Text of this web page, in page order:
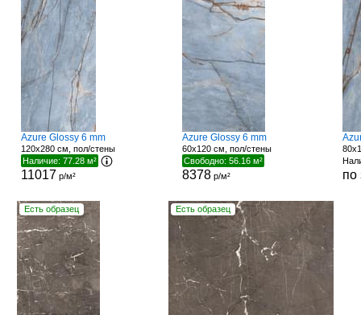
Azure Glossy 6 mm
120x280 см, пол/стены
Наличие: 77.28 м²
11017 р/м²
Azure Glossy 6 mm
60x120 см, пол/стены
Свободно: 56.16 м²
8378р/м² по
Есть образец Есть образец